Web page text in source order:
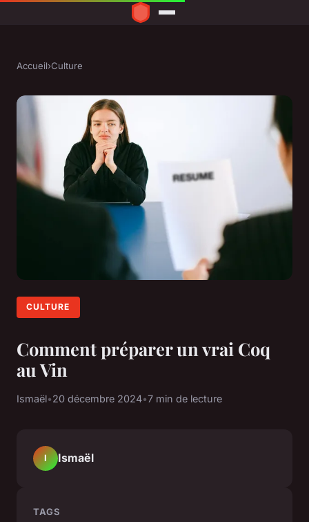
Accueil›Culture
CULTURE
Comment préparer un vrai Coq
au Vin
Ismaël•20 décembre 2024•7 min de lecture
I Ismaël
TAGS